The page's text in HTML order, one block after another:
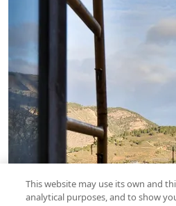
This website may use its own and
analytical purposes, and to show